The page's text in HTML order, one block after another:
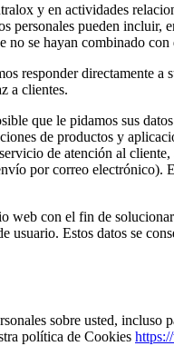
y en actividades
personales pueden
se hayan combinado con
responder directamente
a clientes.
que le pidamos sus
de productos y
de atención al
por correo electrónico).
web con el fin de
Estos datos se
sobre usted, incluso
política de Cookies